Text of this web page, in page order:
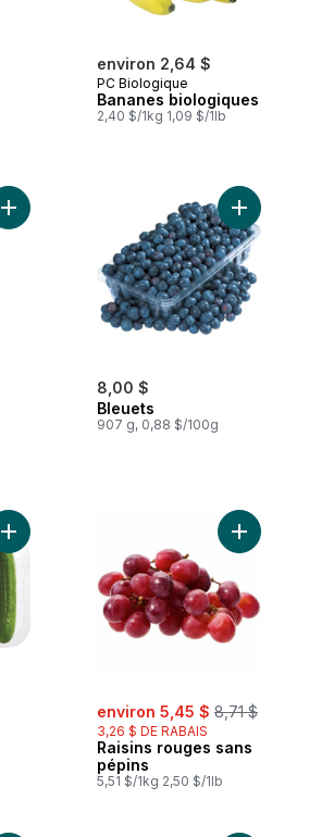
environ 2,64 $
PC Biologique
Bananes biologiques
2,40 $/1kg 1,09 $/1lb
Ajouter Céleri au panier
8,00 $
Bleuets
907 g, 0,88 $/100g
Ajouter
Ajouter Mini concombres au panier
sale:
environ 5,45 $ , formerly:
8,71 $
3,26 $ DE RABAIS
Raisins rouges sans
pépins
5,51 $/1kg 2,50 $/1lb
Ajouter